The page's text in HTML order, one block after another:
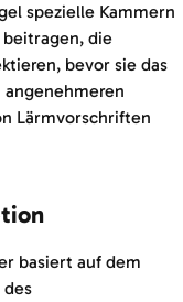
spezielle Kammern
die
bevor sie das
angenehmeren
Lärmvorschriften
basiert auf dem
des